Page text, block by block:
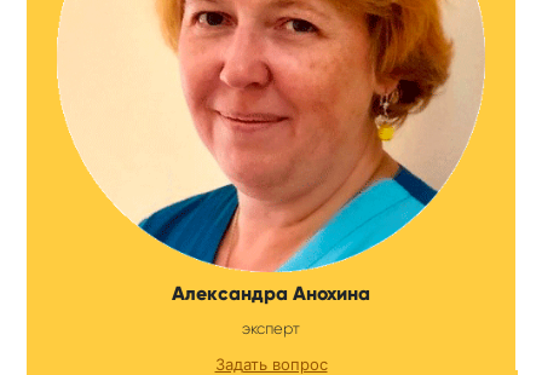
Александра Анохина
эксперт
Задать вопрос